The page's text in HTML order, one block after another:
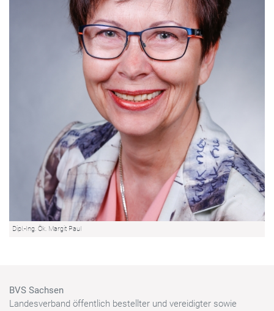
Dipl.-Ing. Ök. Margit Paul
BVS Sachsen
Landesverband öffentlich bestellter und vereidigter sowie